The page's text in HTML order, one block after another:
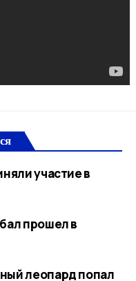
участие в
прошел в
леопард попал